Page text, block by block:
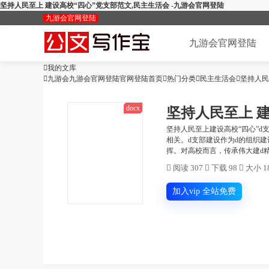
坚持人民至上 建设高校“四心”党支部范文,民主生活会 -九游会官网登陆
九游会官网登陆
九游会官网登陆
加入会员
我的文库
九游会九游会官网登陆官网登陆首页热门分类 民主生活会坚持人
docx 坚持人民至上
坚持人民至上建设高校“四心”d
相关。d支部建设作为d的组织
挥。对高校而言，传承伟大建d
 阅读 307  下载 98  大小
加入vip 全站免费